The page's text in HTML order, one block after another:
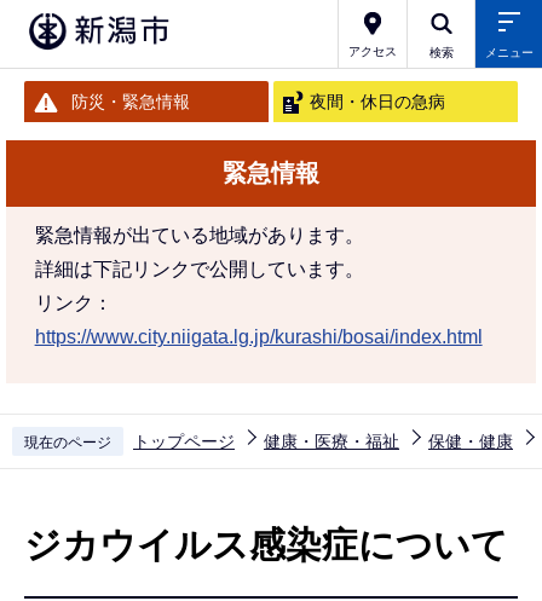
アクセス 検索 メニュー
防災・緊急情報 夜間・休日の急病
緊急情報
緊急情報が出ている地域があります。
詳細は下記リンクで公開しています。
リンク：
https://www.city.niigata.lg.jp/kurashi/bosai/index.html
現在のページ トップページ 健康・医療・福祉 保健・健康
ジカウイルス感染症について